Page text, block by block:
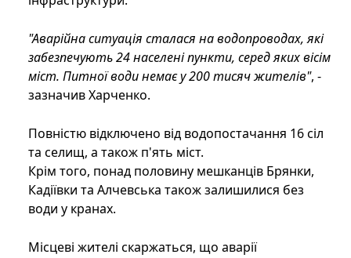
"Аварійна ситуація сталася на водопроводах, які
забезпечують 24 населені пункти, серед яких вісім
міст. Питної води немає у 200 тисяч жителів", -
зазначив Харченко.
Повністю відключено від водопостачання 16 сіл
та селищ, а також п'ять міст.
Крім того, понад половину мешканців Брянки,
Кадіївки та Алчевська також залишилися без
води у кранах.
Місцеві жителі скаржаться, що аварії